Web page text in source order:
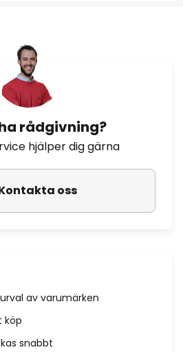
rådgivning?
hjälper dig gärna
oss
av varumärken
köp
snabbt